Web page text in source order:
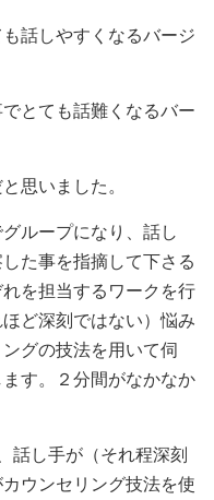
話しやすくなるバージ
とても話難くなるバー
思いました。
ループになり、話し
た事を指摘して下さる
を担当するワークを行
ど深刻ではない）悩み
グの技法を用いて伺
す。２分間がなかなか
話し手が（それ程深刻
ウンセリング技法を使